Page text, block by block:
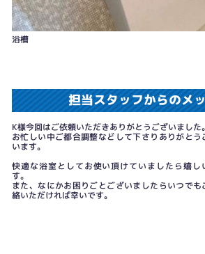
浴槽
担当スタッフからのメ
K様今回はご依頼いただきありがとうございました。
お忙しい中ご都合調整などして下さりありがとう
います。
快適な浴室としてお使い頂けていましたら嬉し
す。
また、なにかお困りごとございましたらいつでも
絡いただければ幸いです。